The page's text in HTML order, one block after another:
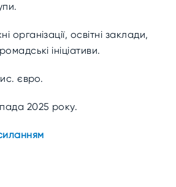
організації, освітні заклади,
ініціативи.
євро.
2025 року.